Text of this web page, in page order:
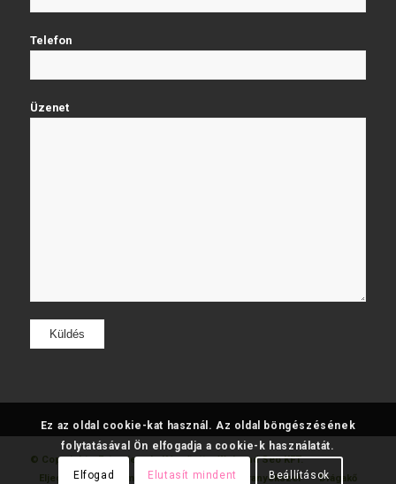
Telefon
Üzenet
© Copyright - FatumjewelsKészítette: Web and Seo KFT.
Eljegyzési
Gyémánt
Karikagyűrű Aranyékszer Drágakő
Ez az oldal cookie-kat használ. Az oldal böngészésének
folytatásával Ön elfogadja a cookie-k használatát.
Elfogad Elutasít mindent Beállítások